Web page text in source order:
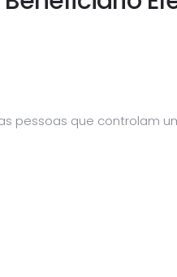
pessoas que controlam